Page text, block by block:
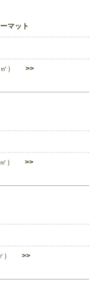
マット
㎡） >>
㎡） >>
） >>